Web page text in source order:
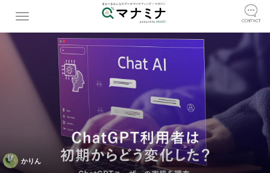
かりん